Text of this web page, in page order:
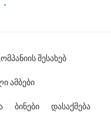
შესახებ
ამბები
ბინები დასაქმება